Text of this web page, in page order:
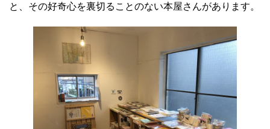
と、その好奇心を裏切ることのない本屋さんがあります。